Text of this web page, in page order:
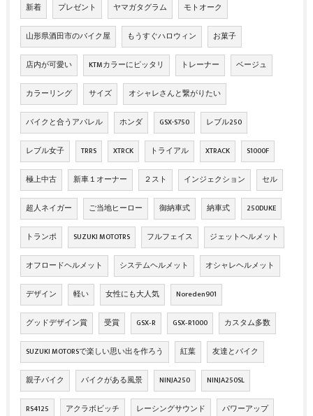
新着 プレゼント ヤマガタグラム モトオーク
山形県酒田市のバイク屋 もうすぐハロウィン お菓子
店内が可愛い KTMカラーにピッタリ トレーナー ベージュ
カラーリング サイズ オシャレさんと繋がりたい
バイクと合うアパレル ホンダ GSX-S750 レブル250
レブル女子 TRRS XTRCK トライアル XTRACK S1000F
極上中古 新車１オーナー ２スト インジェクション セル
超人ネイガー ご当地ヒーロー 御納車式 納車式 250DUKE
トランポ SUZUKI MOTOTRS フルフェイス ジェットヘルメット
オフロードヘルメット システムヘルメット オシャレヘルメット
デザイン 軽い 女性にも大人気 Noreden901
グッドデザイン賞 受賞 GSX‐R GSX‐R1000 カスタム多数
SUZUKI MOTORSで楽しい思い出を作ろう 紅葉 友達とバイク
親子バイク バイクがある風景 NINJA250 NINJA250SL
RS4125 アクラボビッチ レーシングサウンド パワーアップ